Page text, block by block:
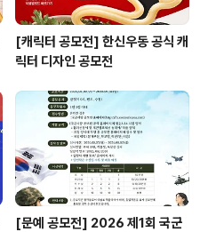
[캐릭터 공모전] 한신우동 공식 캐
릭터 디자인 공모전
[문예 공모전] 2026 제1회 국군